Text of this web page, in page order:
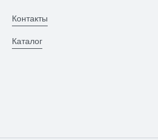
Контакты
Каталог